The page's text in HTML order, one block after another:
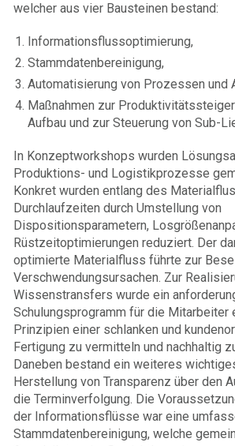
welcher aus vier Bausteinen bestand:
Informationsflussoptimierung,
Stammdatenbereinigung,
Automatisierung von Prozessen und
Maßnahmen zur
Aufbau und zur Steuerung von Sub-
In Konzeptworkshops wurden
Produktions- und Logistikprozesse
Konkret wurden entlang des
Durchlaufzeiten durch Umstellung von
Dispositionsparametern,
Rüstzeitoptimierungen reduziert. Der
optimierte Materialfluss führte zur
Verschwendungsursachen. Zur
Wissenstransfers wurde ein
Schulungsprogramm für die Mitarbeiter
Prinzipien einer schlanken und
Fertigung zu vermitteln und nachhaltig
Daneben bestand ein weiteres
Herstellung von Transparenz über den
die Terminverfolgung. Die
der Informationsflüsse war eine
Stammdatenbereinigung, welche